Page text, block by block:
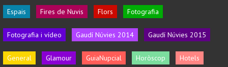
Espais Fires de Nuvis Flors Fotografia
Fotografia i vídeo Gaudí Núvies 2014 Gaudí Núvies 2015
General Glamour GuiaNupcial Horòscop Hotels